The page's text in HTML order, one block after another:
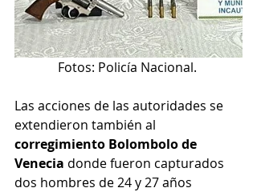
Fotos: Policía Nacional.
Las acciones de las autoridades se
extendieron también al
corregimiento Bolombolo de
Venecia donde fueron capturados
dos hombres de 24 y 27 años